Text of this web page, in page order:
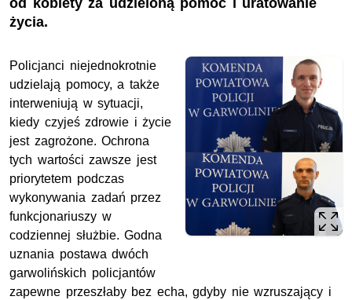
od kobiety za udzieloną pomoc i uratowanie
życia.
Policjanci niejednokrotnie
udzielają pomocy, a także
interweniują w sytuacji,
kiedy czyjeś zdrowie i życie
jest zagrożone. Ochrona
tych wartości zawsze jest
priorytetem podczas
wykonywania zadań przez
funkcjonariuszy w
codziennej służbie. Godna
uznania postawa dwóch
garwolińskich policjantów
zapewne przeszłaby bez echa, gdyby nie wzruszający i